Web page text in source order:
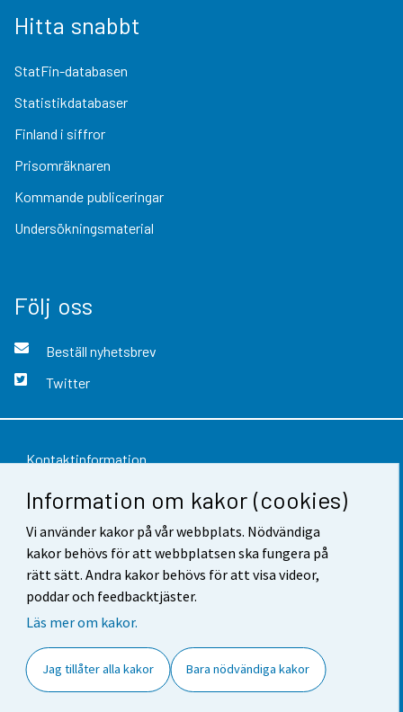
Information om kakor (cookies)
Vi använder kakor på vår webbplats. Nödvändiga
kakor behövs för att webbplatsen ska fungera på
rätt sätt. Andra kakor behövs för att visa videor,
poddar och feedbacktjäster.
Läs mer om kakor.
Jag tillåter alla kakor Bara nödvändiga kakor
Hitta snabbt
StatFin-databasen
Statistikdatabaser
Finland i siffror
Prisomräknaren
Kommande publiceringar
Undersökningsmaterial
Följ oss
Beställ nyhetsbrev
Twitter
Kontaktinformation
Respons
Användarvillkor
Dataskydd
Tillgänglighet
Cookie-inställningar